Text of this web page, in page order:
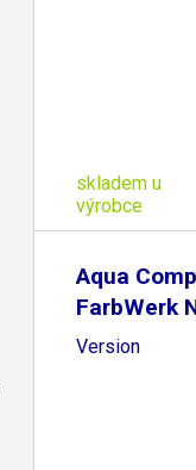
skladem u
výrobce
Aqua
FarbWerk
External
Version